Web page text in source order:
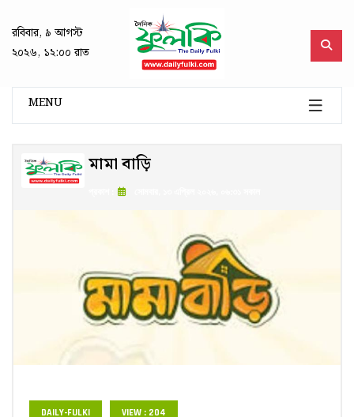
রবিবার, ৯ আগস্ট
২০২৬, ১২:০০ রাত
MENU
মামা বাড়ি
DAILY-FULKI VIEW : 204